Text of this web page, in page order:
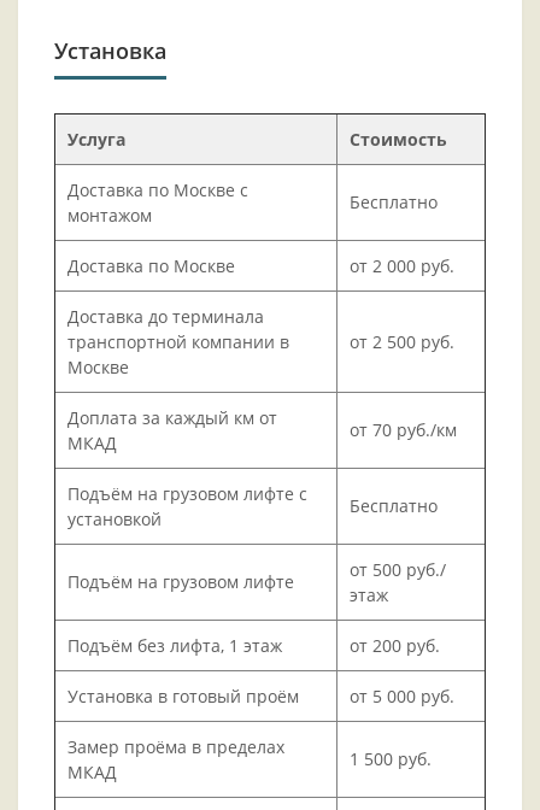
Установка
Услуга Стоимость
Доставка по Москве с
монтажом
Бесплатно
Доставка по Москве от 2 000 руб.
Доставка до терминала
транспортной компании в
Москве
от 2 500 руб.
Доплата за каждый км от
МКАД
от 70 руб./км
Подъём на грузовом лифте с
установкой
Бесплатно
Подъём на грузовом лифте
от 500 руб./
этаж
Подъём без лифта, 1 этаж от 200 руб.
Установка в готовый проём от 5 000 руб.
Замер проёма в пределах
МКАД
1 500 руб.